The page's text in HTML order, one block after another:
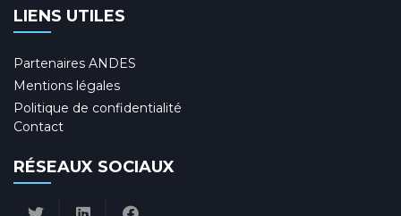
LIENS UTILES
Partenaires ANDES
Mentions légales
Politique de confidentialité
Contact
RÉSEAUX SOCIAUX